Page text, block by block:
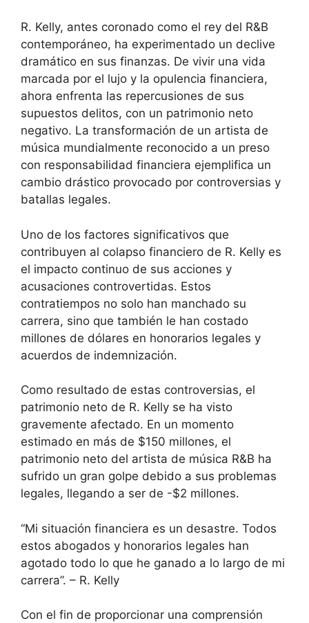
R. Kelly, antes coronado como el rey del R&B
contemporáneo, ha experimentado un declive
dramático en sus finanzas. De vivir una vida
marcada por el lujo y la opulencia financiera,
ahora enfrenta las repercusiones de sus
supuestos delitos, con un patrimonio neto
negativo. La transformación de un artista de
música mundialmente reconocido a un preso
con responsabilidad financiera ejemplifica un
cambio drástico provocado por controversias y
batallas legales.
Uno de los factores significativos que
contribuyen al colapso financiero de R. Kelly es
el impacto continuo de sus acciones y
acusaciones controvertidas. Estos
contratiempos no solo han manchado su
carrera, sino que también le han costado
millones de dólares en honorarios legales y
acuerdos de indemnización.
Como resultado de estas controversias, el
patrimonio neto de R. Kelly se ha visto
gravemente afectado. En un momento
estimado en más de $150 millones, el
patrimonio neto del artista de música R&B ha
sufrido un gran golpe debido a sus problemas
legales, llegando a ser de -$2 millones.
“Mi situación financiera es un desastre. Todos
estos abogados y honorarios legales han
agotado todo lo que he ganado a lo largo de mi
carrera”. – R. Kelly
Con el fin de proporcionar una comprensión